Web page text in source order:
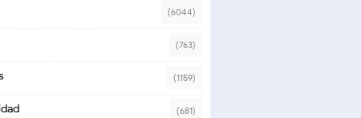
(6044)
(763)
(1159)
(681)